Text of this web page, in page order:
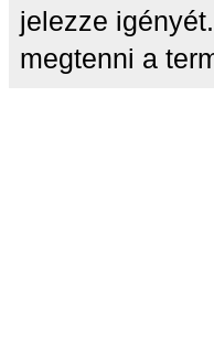
jelezze
megtenni a